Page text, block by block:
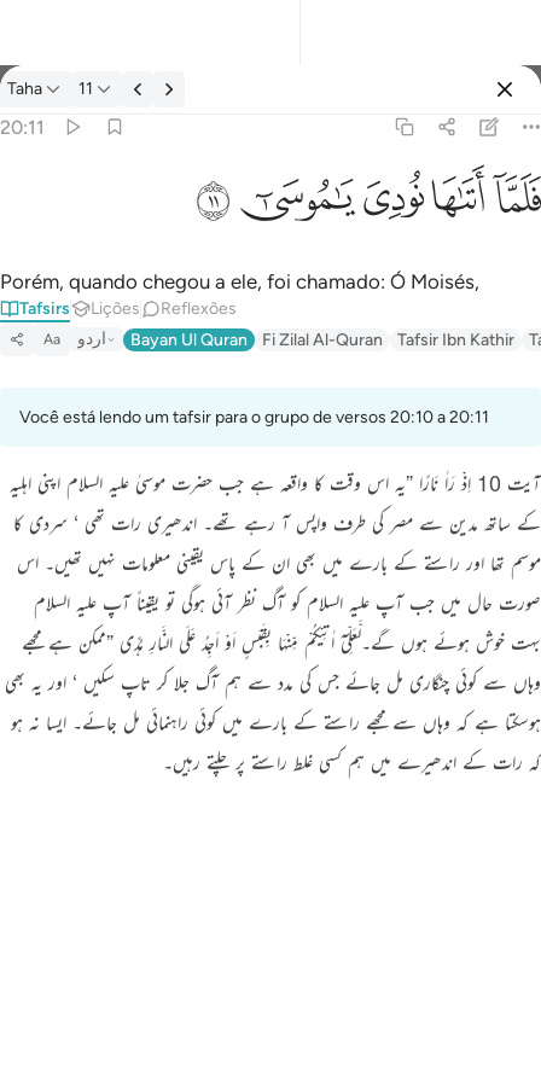
Tafsir: Taha 20:11
Taha 11
20:11
فَلَمَّآ أَتَىٰهَا نُودِىَ يَـٰمُوسَىٰٓ ١١
ﲵﲶﲷﲸﲹ
Porém, quando chegou a ele, foi chamado: Ó Moisés,
Tafsirs Lições Reflexões
Aa اردو Bayan Ul Quran Fi Zilal Al-Quran Tafsir Ibn Kathir
Você está lendo um tafsir para o grupo de versos 20:10 a 20:11
آیت 10 اِذْ رَاٰ نَارًا ”یہ اس وقت کا واقعہ ہے جب حضرت موسیٰ علیہ السلام اپنی اہلیہ
کے ساتھ مدین سے مصر کی طرف واپس آ رہے تھے۔ اندھیری رات تھی ‘ سردی کا
موسم تھا اور راستے کے بارے میں بھی ان کے پاس یقینی معلومات نہیں تھیں۔ اس
صورت حال میں جب آپ علیہ السلام کو آگ نظر آئی ہوگی تو یقیناً آپ علیہ السلام
بہت خوش ہوئے ہوں گے۔لَّعَلِّیْٓ اٰتِیْکُمْ مِّنْہَا بِقَبَسٍ اَوْ اَجِدُ عَلَی النَّارِ ہُدًی ”ممکن ہے مجھے
وہاں سے کوئی چنگاری مل جائے جس کی مدد سے ہم آگ جلا کر تاپ سکیں ‘ اور یہ بھی
ہوسکتا ہے کہ وہاں سے مجھے راستے کے بارے میں کوئی راہنمائی مل جائے۔ ایسا نہ ہو
کہ رات کے اندھیرے میں ہم کسی غلط راستے پر چلتے رہیں۔